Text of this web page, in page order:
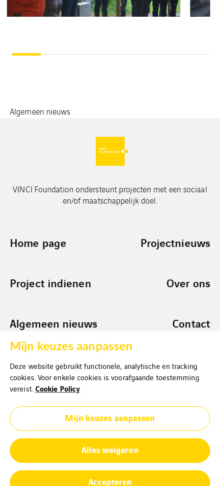
Algemeen nieuws
VINCI Foundation ondersteunt projecten met een sociaal
en/of maatschappelijk doel.
Home page Projectnieuws
Project indienen Over ons
Algemeen nieuws Contact
Sponsoring
Aanvragen
Cookies policy
Privacy statement
Mijn keuzes aanpassen
Deze website gebruikt functionele, analytische en tracking
cookies. Voor enkele cookies is voorafgaande toestemming
vereist. Cookie Policy
Mijn keuzes aanpassen
Alles weigeren
Accepteren